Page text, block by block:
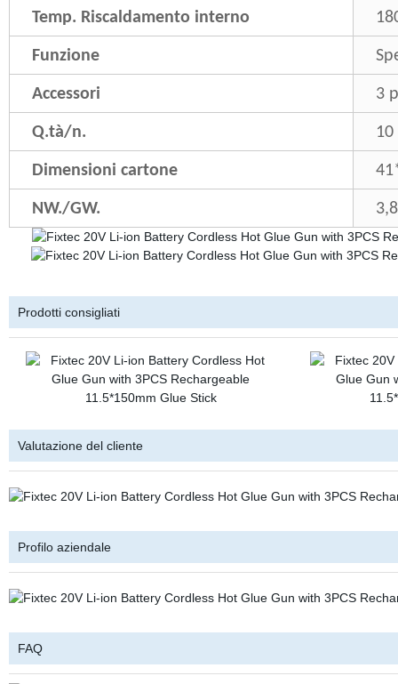
Temp. Riscaldamento interno
Funzione
Accessori 3
Q.tà/n. 10
Dimensioni cartone
NW./GW.
Prodotti consigliati
Valutazione del cliente
Profilo aziendale
FAQ